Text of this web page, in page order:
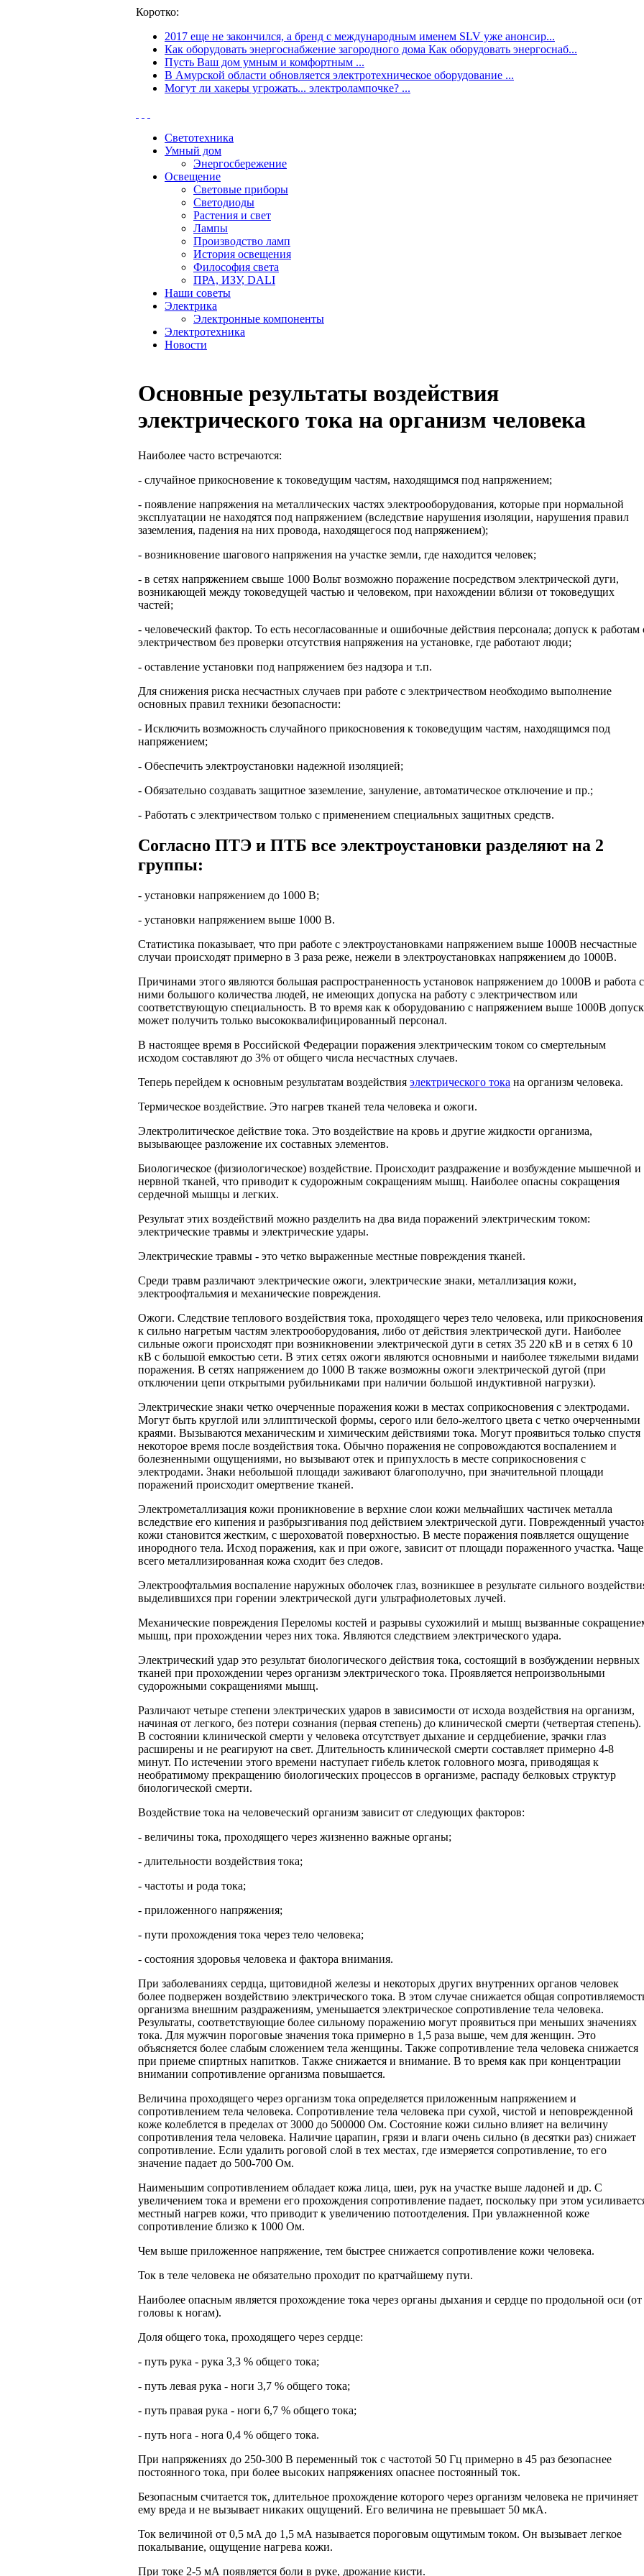
Коротко:
2017 еще не закончился, а бренд с международным именем SLV уже анонсир...
Как оборудовать энергоснабжение загородного дома Как оборудовать энергоснаб...
Пусть Ваш дом умным и комфортным ...
В Амурской области обновляется электротехническое оборудование ...
Могут ли хакеры угрожать... электролампочке? ...
Светотехника
Умный дом
Энергосбережение
Освещение
Световые приборы
Светодиоды
Растения и свет
Лампы
Производство ламп
История освещения
Философия света
ПРА, ИЗУ, DALI
Наши советы
Электрика
Электронные компоненты
Электротехника
Новости
Основные результаты воздействия
электрического тока на организм человека
Наиболее часто встречаются:
- случайное прикосновение к токоведущим частям, находящимся под напряжением;
- появление напряжения на металлических частях электрооборудования, которые при нормальной
эксплуатации не находятся под напряжением (вследствие нарушения изоляции, нарушения правил
заземления, падения на них провода, находящегося под напряжением);
- возникновение шагового напряжения на участке земли, где находится человек;
- в сетях напряжением свыше 1000 Вольт возможно поражение посредством электрической дуги,
возникающей между токоведущей частью и человеком, при нахождении вблизи от токоведущих
частей;
- человеческий фактор. То есть несогласованные и ошибочные действия персонала; допуск к работам
электричеством без проверки отсутствия напряжения на установке, где работают люди;
- оставление установки под напряжением без надзора и т.п.
Для снижения риска несчастных случаев при работе с электричеством необходимо выполнение
основных правил техники безопасности:
- Исключить возможность случайного прикосновения к токоведущим частям, находящимся под
напряжением;
- Обеспечить электроустановки надежной изоляцией;
- Обязательно создавать защитное заземление, зануление, автоматическое отключение и пр.;
- Работать с электричеством только с применением специальных защитных средств.
Согласно ПТЭ и ПТБ все электроустановки разделяют на 2
группы:
- установки напряжением до 1000 В;
- установки напряжением выше 1000 В.
Статистика показывает, что при работе с электроустановками напряжением выше 1000В несчастные
случаи происходят примерно в 3 раза реже, нежели в электроустановках напряжением до 1000В.
Причинами этого являются большая распространенность установок напряжением до 1000В и работа с
ними большого количества людей, не имеющих допуска на работу с электричеством или
соответствующую специальность. В то время как к оборудованию с напряжением выше 1000В допуск
может получить только высококвалифицированный персонал.
В настоящее время в Российской Федерации поражения электрическим током со смертельным
исходом составляют до 3% от общего числа несчастных случаев.
Теперь перейдем к основным результатам воздействия электрического тока на организм человека.
Термическое воздействие. Это нагрев тканей тела человека и ожоги.
Электролитическое действие тока. Это воздействие на кровь и другие жидкости организма,
вызывающее разложение их составных элементов.
Биологическое (физиологическое) воздействие. Происходит раздражение и возбуждение мышечной и
нервной тканей, что приводит к судорожным сокращениям мышц. Наиболее опасны сокращения
сердечной мышцы и легких.
Результат этих воздействий можно разделить на два вида поражений электрическим током:
электрические травмы и электрические удары.
Электрические травмы - это четко выраженные местные повреждения тканей.
Среди травм различают электрические ожоги, электрические знаки, металлизация кожи,
электроофтальмия и механические повреждения.
Ожоги. Следствие теплового воздействия тока, проходящего через тело человека, или прикосновения
к сильно нагретым частям электрооборудования, либо от действия электрической дуги. Наиболее
сильные ожоги происходят при возникновении электрической дуги в сетях 35 220 кВ и в сетях 6 10
кВ с большой емкостью сети. В этих сетях ожоги являются основными и наиболее тяжелыми видами
поражения. В сетях напряжением до 1000 В также возможны ожоги электрической дугой (при
отключении цепи открытыми рубильниками при наличии большой индуктивной нагрузки).
Электрические знаки четко очерченные поражения кожи в местах соприкосновения с электродами.
Могут быть круглой или эллиптической формы, серого или бело-желтого цвета с четко очерченными
краями. Вызываются механическим и химическим действиями тока. Могут проявиться только спустя
некоторое время после воздействия тока. Обычно поражения не сопровождаются воспалением и
болезненными ощущениями, но вызывают отек и припухлость в месте соприкосновения с
электродами. Знаки небольшой площади заживают благополучно, при значительной площади
поражений происходит омертвение тканей.
Электрометаллизация кожи проникновение в верхние слои кожи мельчайших частичек металла
вследствие его кипения и разбрызгивания под действием электрической дуги. Поврежденный
кожи становится жестким, с шероховатой поверхностью. В месте поражения появляется ощущение
инородного тела. Исход поражения, как и при ожоге, зависит от площади пораженного участка. Чаще
всего металлизированная кожа сходит без следов.
Электроофтальмия воспаление наружных оболочек глаз, возникшее в результате сильного
выделившихся при горении электрической дуги ультрафиолетовых лучей.
Механические повреждения Переломы костей и разрывы сухожилий и мышц вызванные
мышц, при прохождении через них тока. Являются следствием электрического удара.
Электрический удар это результат биологического действия тока, состоящий в возбуждении нервных
тканей при прохождении через организм электрического тока. Проявляется непроизвольными
судорожными сокращениями мышц.
Различают четыре степени электрических ударов в зависимости от исхода воздействия на организм,
начиная от легкого, без потери сознания (первая степень) до клинической смерти (четвертая степень).
В состоянии клинической смерти у человека отсутствует дыхание и сердцебиение, зрачки глаз
расширены и не реагируют на свет. Длительность клинической смерти составляет примерно 4-8
минут. По истечении этого времени наступает гибель клеток головного мозга, приводящая к
необратимому прекращению биологических процессов в организме, распаду белковых структур
биологической смерти.
Воздействие тока на человеческий организм зависит от следующих факторов:
- величины тока, проходящего через жизненно важные органы;
- длительности воздействия тока;
- частоты и рода тока;
- приложенного напряжения;
- пути прохождения тока через тело человека;
- состояния здоровья человека и фактора внимания.
При заболеваниях сердца, щитовидной железы и некоторых других внутренних органов человек
более подвержен воздействию электрического тока. В этом случае снижается общая
организма внешним раздражениям, уменьшается электрическое сопротивление тела человека.
Результаты, соответствующие более сильному поражению могут проявиться при меньших значениях
тока. Для мужчин пороговые значения тока примерно в 1,5 раза выше, чем для женщин. Это
объясняется более слабым сложением тела женщины. Также сопротивление тела человека снижается
при приеме спиртных напитков. Также снижается и внимание. В то время как при концентрации
внимании сопротивление организма повышается.
Величина проходящего через организм тока определяется приложенным напряжением и
сопротивлением тела человека. Сопротивление тела человека при сухой, чистой и неповрежденной
коже колеблется в пределах от 3000 до 500000 Ом. Состояние кожи сильно влияет на величину
сопротивления тела человека. Наличие царапин, грязи и влаги очень сильно (в десятки раз) снижает
сопротивление. Если удалить роговой слой в тех местах, где измеряется сопротивление, то его
значение падает до 500-700 Ом.
Наименьшим сопротивлением обладает кожа лица, шеи, рук на участке выше ладоней и др. С
увеличением тока и времени его прохождения сопротивление падает, поскольку при этом
местный нагрев кожи, что приводит к увеличению потоотделения. При увлажненной коже
сопротивление близко к 1000 Ом.
Чем выше приложенное напряжение, тем быстрее снижается сопротивление кожи человека.
Ток в теле человека не обязательно проходит по кратчайшему пути.
Наиболее опасным является прохождение тока через органы дыхания и сердце по продольной оси (от
головы к ногам).
Доля общего тока, проходящего через сердце:
- путь рука - рука 3,3 % общего тока;
- путь левая рука - ноги 3,7 % общего тока;
- путь правая рука - ноги 6,7 % общего тока;
- путь нога - нога 0,4 % общего тока.
При напряжениях до 250-300 В переменный ток с частотой 50 Гц примерно в 45 раз безопаснее
постоянного тока, при более высоких напряжениях опаснее постоянный ток.
Безопасным считается ток, длительное прохождение которого через организм человека не причиняет
ему вреда и не вызывает никаких ощущений. Его величина не превышает 50 мкА.
Ток величиной от 0,5 мА до 1,5 мА называется пороговым ощутимым током. Он вызывает легкое
покалывание, ощущение нагрева кожи.
При токе 2-5 мА появляется боли в руке, дрожание кисти.